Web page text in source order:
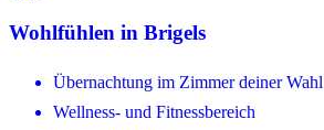
Wohlfühlen in Brigels
Übernachtung im Zimmer deiner Wahl
Wellness- und Fitnessbereich